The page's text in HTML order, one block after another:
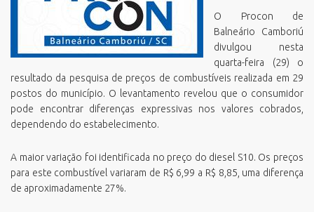
O Procon de
Balneário Camboriú
divulgou nesta
quarta-feira (29) o
resultado da pesquisa de preços de combustíveis realizada em 29
postos do município. O levantamento revelou que o consumidor
pode encontrar diferenças expressivas nos valores cobrados,
dependendo do estabelecimento.
A maior variação foi identificada no preço do diesel S10. Os preços
para este combustível variaram de R$ 6,99 a R$ 8,85, uma diferença
de aproximadamente 27%.